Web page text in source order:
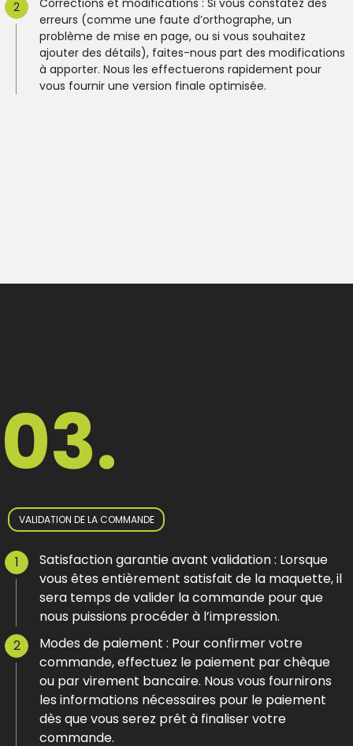
Corrections et modifications : Si vous constatez des
erreurs (comme une faute d’orthographe, un
problème de mise en page, ou si vous souhaitez
ajouter des détails), faites-nous part des modifications
à apporter. Nous les effectuerons rapidement pour
vous fournir une version finale optimisée.
03.
VALIDATION DE LA COMMANDE
Satisfaction garantie avant validation : Lorsque
vous êtes entièrement satisfait de la maquette, il
sera temps de valider la commande pour que
nous puissions procéder à l’impression.
Modes de paiement : Pour confirmer votre
commande, effectuez le paiement par chèque
ou par virement bancaire. Nous vous fournirons
les informations nécessaires pour le paiement
dès que vous serez prêt à finaliser votre
commande.